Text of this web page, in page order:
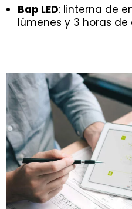
Bap LED: linterna de
lúmenes y 3 horas